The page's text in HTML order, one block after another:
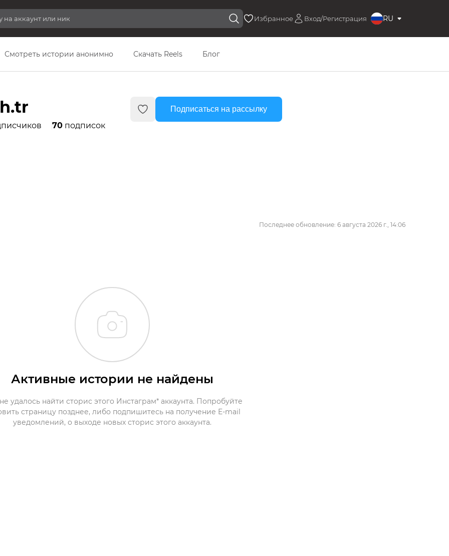
Избранное Вход/Регистрация RU
Смотреть истории анонимно Скачать Reels Блог
70 подписок
Подписаться на рассылку
Последнее обновление: 6 августа 2026 г., 14:06
Активные истории не найдены
удалось найти сторис этого Инстаграм* аккаунта. Попробуйте
страницу позднее, либо подпишитесь на получение E-mail
уведомлений, о выходе новых сторис этого аккаунта.